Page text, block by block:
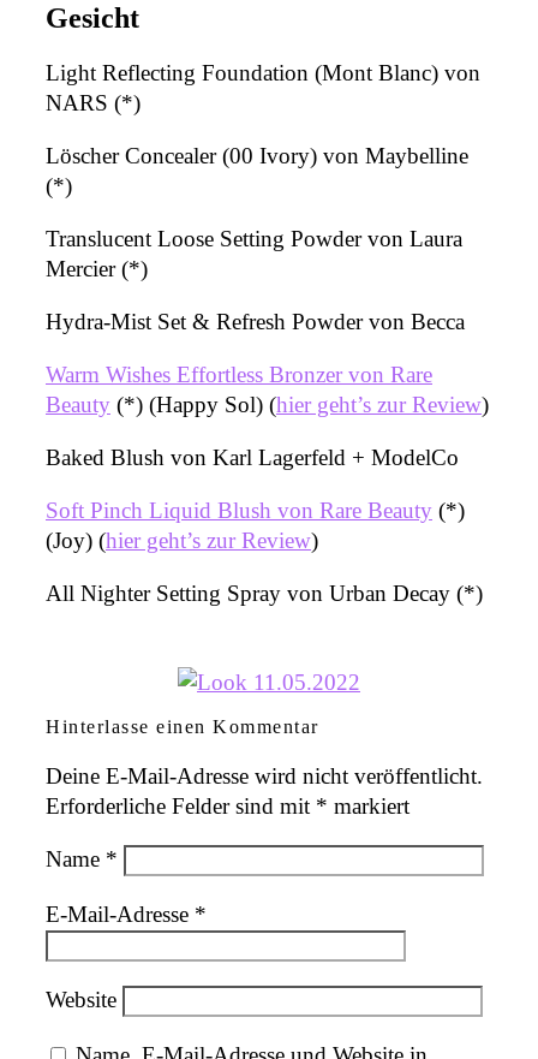
Gesicht
Light Reflecting Foundation (Mont Blanc) von
NARS (*)
Löscher Concealer (00 Ivory) von Maybelline
(*)
Translucent Loose Setting Powder von Laura
Mercier (*)
Hydra-Mist Set & Refresh Powder von Becca
Warm Wishes Effortless Bronzer von Rare
Beauty (*) (Happy Sol) (hier geht’s zur Review)
Baked Blush von Karl Lagerfeld + ModelCo
Soft Pinch Liquid Blush von Rare Beauty (*)
(Joy) (hier geht’s zur Review)
All Nighter Setting Spray von Urban Decay (*)
Hinterlasse einen Kommentar
Deine E-Mail-Adresse wird nicht veröffentlicht.
Erforderliche Felder sind mit * markiert
Name *
E-Mail-Adresse *
Website